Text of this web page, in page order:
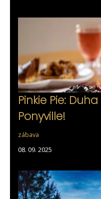
Pinkie Pie:
Ponyville!
zábava
08. 09. 2025